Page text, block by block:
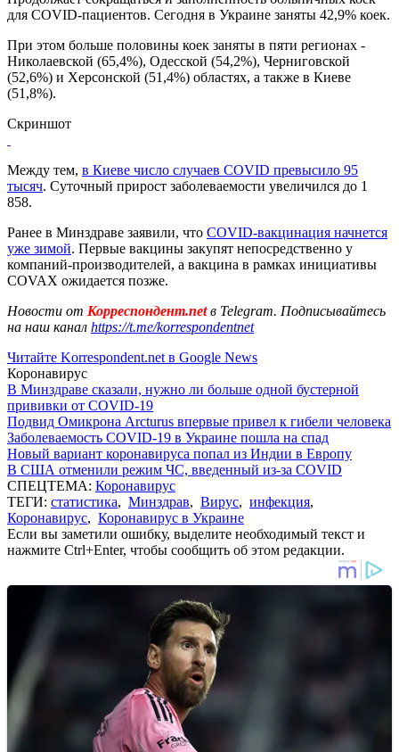
для COVID-пациентов. Сегодня в Украине заняты 42,9% коек.
При этом больше половины коек заняты в пяти регионах -
Николаевской (65,4%), Одесской (54,2%), Черниговской
(52,6%) и Херсонской (51,4%) областях, а также в Киеве
(51,8%).
Скриншот
Между тем, в Киеве число случаев COVID превысило 95
тысяч. Суточный прирост заболеваемости увеличился до 1
858.
Ранее в Минздраве заявили, что COVID-вакцинация начнется
уже зимой. Первые вакцины закупят непосредственно у
компаний-производителей, а вакцина в рамках инициативы
COVAX ожидается позже.
Новости от Корреспондент.netв Telegram. Подписывайтесь
на наш канал https://t.me/korrespondentnet
Читайте Korrespondent.net в Google News
Коронавирус
В Минздраве сказали, нужно ли больше одной бустерной
прививки от COVID-19
Подвид Омикрона Arcturus впервые привел к гибели человека
Заболеваемость COVID-19 в Украине пошла на спад
Новый вариант коронавируса попал из Индии в Европу
В США отменили режим ЧС, введенный из-за COVID
СПЕЦТЕМА: Коронавирус
ТЕГИ: статистика, Минздрав, Вирус, инфекция,
Коронавирус, Коронавирус в Украине
Если вы заметили ошибку, выделите необходимый текст и
нажмите Ctrl+Enter, чтобы сообщить об этом редакции.